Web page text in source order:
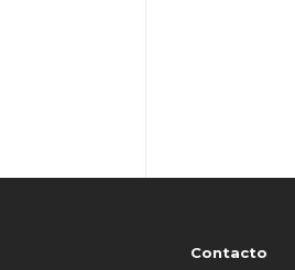
Contacto